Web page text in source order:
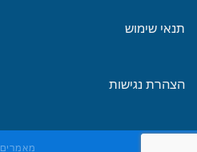
תנאי שימוש
הצהרת נגישות
מאמרים